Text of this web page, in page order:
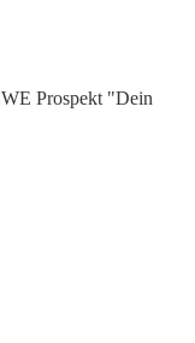
Prospekt "Dein